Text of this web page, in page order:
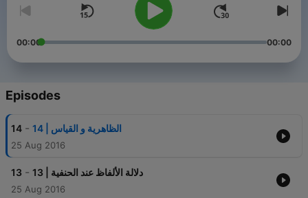
00:00 00:00
Episodes
14 - 14 | الظاهرية و القياس
25 Aug 2016
13 - 13 | دلالة الألفاظ عند الحنفية
25 Aug 2016